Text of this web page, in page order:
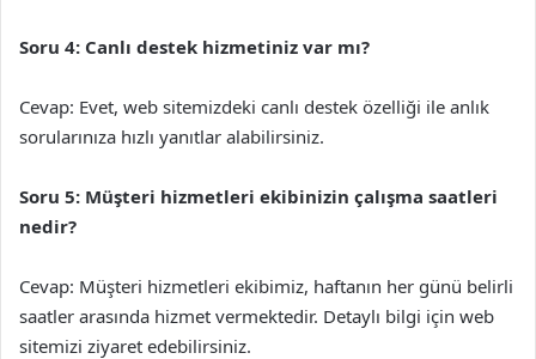
Soru 4: Canlı destek hizmetiniz var mı?
Cevap: Evet, web sitemizdeki canlı destek özelliği ile anlık
sorularınıza hızlı yanıtlar alabilirsiniz.
Soru 5: Müşteri hizmetleri ekibinizin çalışma saatleri
nedir?
Cevap: Müşteri hizmetleri ekibimiz, haftanın her günü belirli
saatler arasında hizmet vermektedir. Detaylı bilgi için web
sitemizi ziyaret edebilirsiniz.